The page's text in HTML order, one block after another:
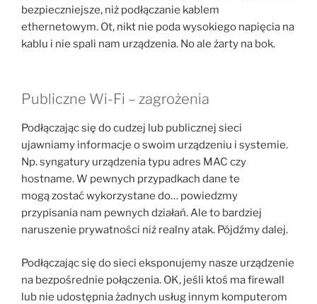
bezpieczniejsze, niż podłączanie kablem
ethernetowym. Ot, nikt nie poda wysokiego napięcia na
kablu i nie spali nam urządzenia. No ale żarty na bok.
Publiczne Wi-Fi – zagrożenia
Podłączając się do cudzej lub publicznej sieci
ujawniamy informacje o swoim urządzeniu i systemie.
Np. syngatury urządzenia typu adres MAC czy
hostname. W pewnych przypadkach dane te
mogą zostać wykorzystane do… powiedzmy
przypisania nam pewnych działań. Ale to bardziej
naruszenie prywatności niż realny atak. Pójdźmy dalej.
Podłączając się do sieci eksponujemy nasze urządzenie
na bezpośrednie połączenia. OK, jeśli ktoś ma firewall
lub nie udostępnia żadnych usług innym komputerom